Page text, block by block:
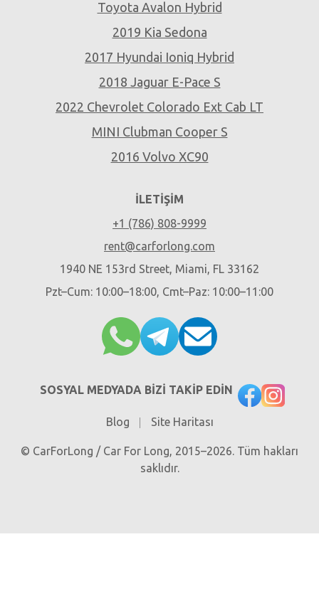
Toyota Avalon Hybrid
2019 Kia Sedona
2017 Hyundai Ioniq Hybrid
2018 Jaguar E-Pace S
2022 Chevrolet Colorado Ext Cab LT
MINI Clubman Cooper S
2016 Volvo XC90
İLETIŞIM
+1 (786) 808-9999
rent@carforlong.com
1940 NE 153rd Street, Miami, FL 33162
Pzt–Cum: 10:00–18:00, Cmt–Paz: 10:00–11:00
SOSYAL MEDYADA BIZI TAKIP EDIN
Blog Site Haritası
© CarForLong / Car For Long, 2015–2026. Tüm hakları
saklıdır.